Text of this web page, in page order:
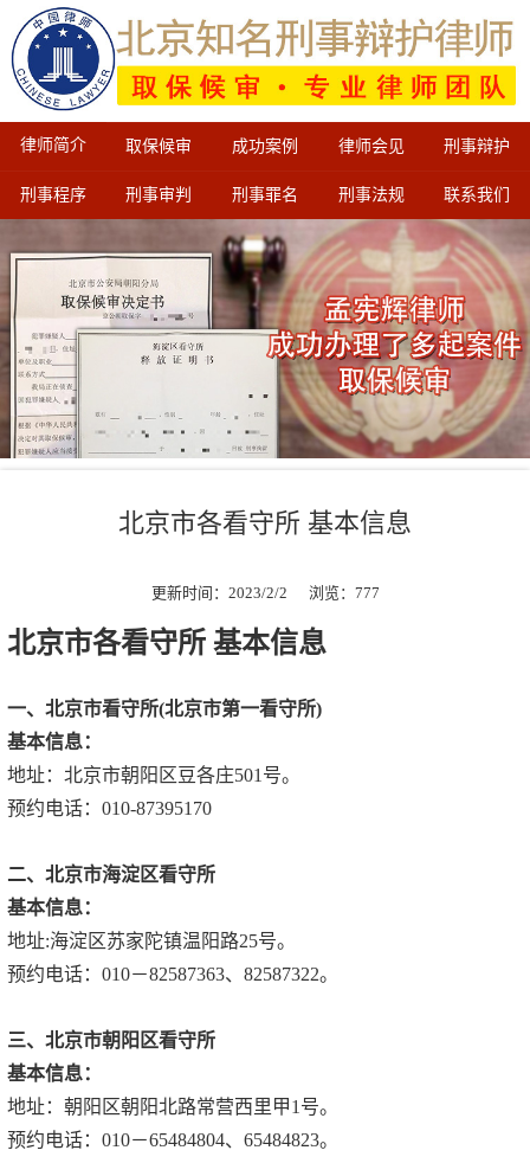
律师简介 取保候审 成功案例 律师会见 刑事辩护
刑事程序 刑事审判 刑事罪名 刑事法规 联系我们
北京市各看守所 基本信息
更新时间：2023/2/2 浏览： 777
北京市各看守所 基本信息
一、北京市看守所(北京市第一看守所)
基本信息：
地址：北京市朝阳区豆各庄501号。
预约电话：010-87395170
二、北京市海淀区看守所
基本信息：
地址:海淀区苏家陀镇温阳路25号。
预约电话：010－82587363、82587322。
三、北京市朝阳区看守所
基本信息：
地址：朝阳区朝阳北路常营西里甲1号。
预约电话：010－65484804、65484823。